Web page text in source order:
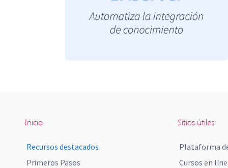
Inicio
Recursos destacados
Primeros Pasos
Sitios útiles
Plataforma
Cursos en